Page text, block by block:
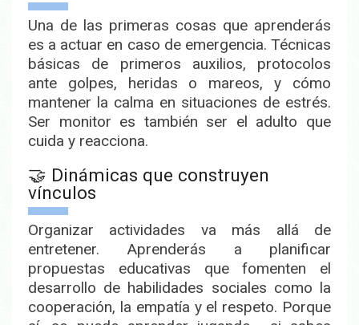
Una de las primeras cosas que aprenderás
es a actuar en caso de emergencia. Técnicas
básicas de primeros auxilios, protocolos
ante golpes, heridas o mareos, y cómo
mantener la calma en situaciones de estrés.
Ser monitor es también ser el adulto que
cuida y reacciona.
🤝 Dinámicas que construyen
vínculos
Organizar actividades va más allá de
entretener. Aprenderás a planificar
propuestas educativas que fomenten el
desarrollo de habilidades sociales como la
cooperación, la empatía y el respeto. Porque